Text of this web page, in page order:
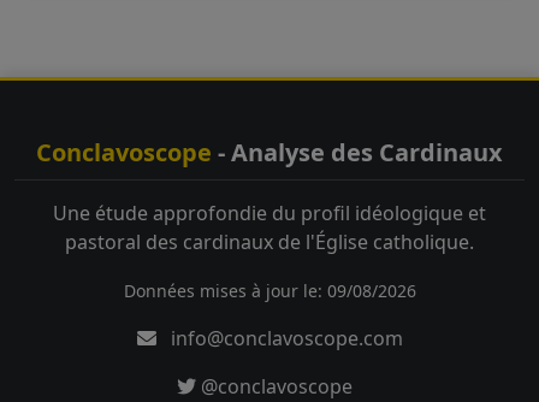
Conclavoscope - Analyse des Cardinaux
Une étude approfondie du profil idéologique et
pastoral des cardinaux de l'Église catholique.
Données mises à jour le: 09/08/2026
info@conclavoscope.com
@conclavoscope